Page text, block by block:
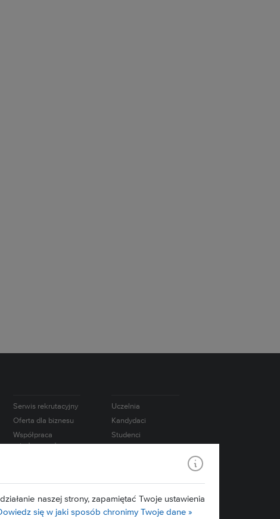
Serwis rekrutacyjny
Oferta dla biznesu
Współpraca
międzynarodowa
Uczelnia
Kandydaci
Studenci
naszej strony, zapamiętać Twoje ustawienia
się w jaki sposób chronimy Twoje dane »